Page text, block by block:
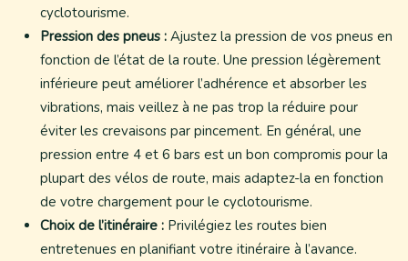
cyclotourisme.
Pression des pneus : Ajustez la pression de vos pneus en
fonction de l’état de la route. Une pression légèrement
inférieure peut améliorer l’adhérence et absorber les
vibrations, mais veillez à ne pas trop la réduire pour
éviter les crevaisons par pincement. En général, une
pression entre 4 et 6 bars est un bon compromis pour la
plupart des vélos de route, mais adaptez-la en fonction
de votre chargement pour le cyclotourisme.
Choix de l’itinéraire : Privilégiez les routes bien
entretenues en planifiant votre itinéraire à l’avance.